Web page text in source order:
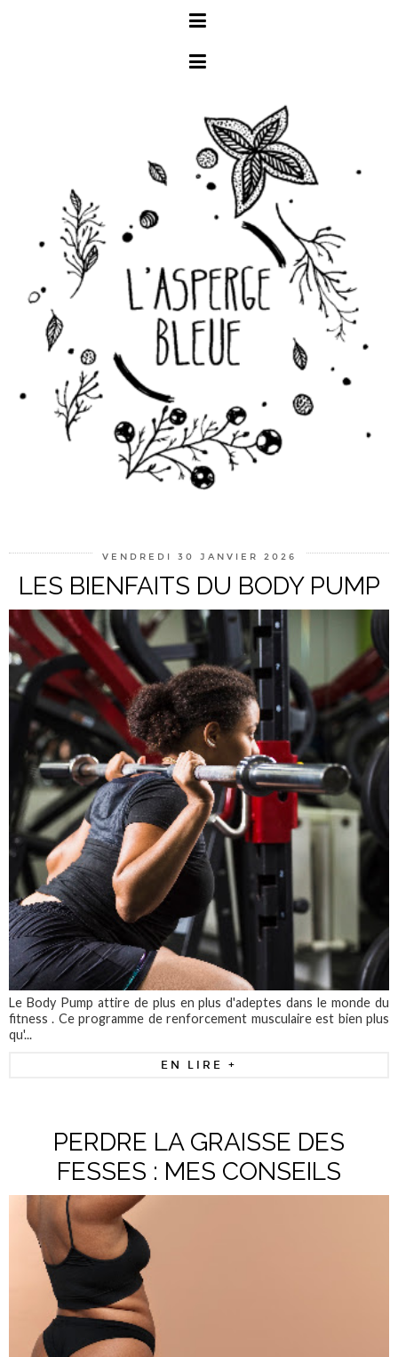
VENDREDI 30 JANVIER 2026
LES BIENFAITS DU BODY PUMP
Le Body Pump attire de plus en plus d'adeptes dans le monde du
fitness . Ce programme de renforcement musculaire est bien plus
qu'...
EN LIRE +
PERDRE LA GRAISSE DES
FESSES : MES CONSEILS